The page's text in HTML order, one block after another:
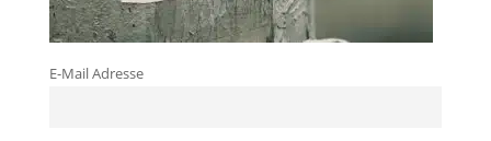
E-Mail Adresse